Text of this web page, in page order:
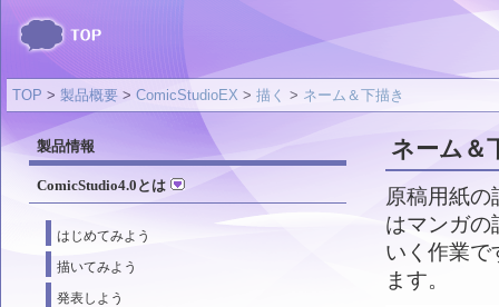
TOP > 製品概要 > ComicStudioEX > 描く > ネーム＆下描き
製品情報
ComicStudio4.0とは
はじめてみよう
描いてみよう
発表しよう
ネーム＆
原稿用紙
はマンガの
いく作業で
ます。